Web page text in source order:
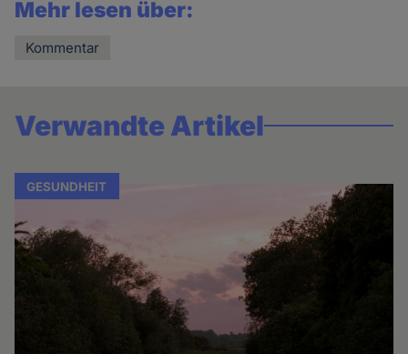
Mehr lesen über:
Kommentar
Verwandte Artikel
GESUNDHEIT